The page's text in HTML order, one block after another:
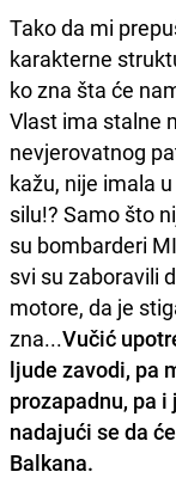
Tako da mi
karakterne
ko zna šta će
Vlast ima stalne
nevjerovatnog
kažu, nije imala
silu!? Samo što
su bombarderi
svi su zaboravili
motore, da je
zna...Vučić
ljude zavodi, pa
prozapadnu, pa
nadajući se da
Balkana.